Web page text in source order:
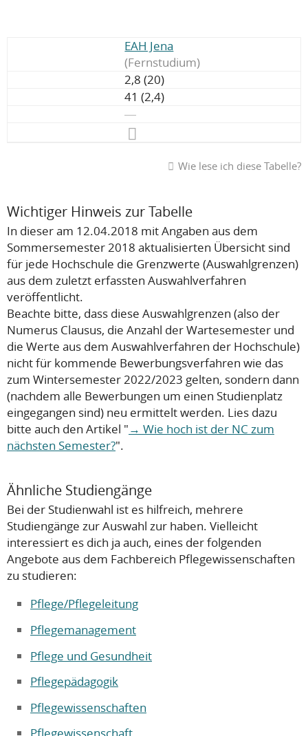
EAH Jena
(Fernstudium)
2,8 (20)
41 (2,4)
―
Wie lese ich diese Tabelle?
Wichtiger Hinweis zur Tabelle
In dieser am 12.04.2018 mit Angaben aus dem
Sommersemester 2018 aktualisierten Übersicht sind
für jede Hochschule die Grenzwerte (Auswahlgrenzen)
aus dem zuletzt erfassten Auswahlverfahren
veröffentlicht.
Beachte bitte, dass diese Auswahlgrenzen (also der
Numerus Clausus, die Anzahl der Wartesemester und
die Werte aus dem Auswahlverfahren der Hochschule)
nichtfür kommende Bewerbungsverfahren wie das
zum Wintersemester 2022/2023 gelten, sondern dann
(nachdem alle Bewerbungen um einen Studienplatz
eingegangen sind) neu ermittelt werden. Lies dazu
bitte auch den Artikel "
Wie hoch ist der NC zum
nächsten Semester?".
Ähnliche Studiengänge
Bei der Studienwahl ist es hilfreich, mehrere
Studiengänge zur Auswahl zur haben. Vielleicht
interessiert es dich ja auch, eines der folgenden
Angebote aus dem Fachbereich Pflegewissenschaften
zu studieren:
Pflege/Pflegeleitung
Pflegemanagement
Pflege und Gesundheit
Pflegepädagogik
Pflegewissenschaften